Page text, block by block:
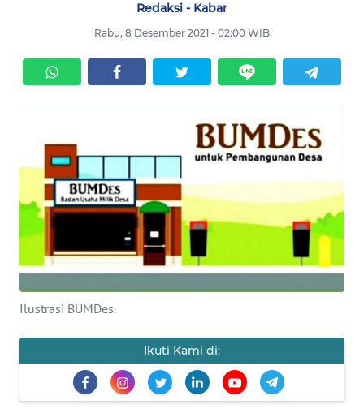
Redaksi - Kabar
Rabu, 8 Desember 2021 - 02:00 WIB
Ilustrasi BUMDes.
Ikuti Kami di:
WAHANA
ADVOKAT
OPINI
KONSUMEN
NET
PERAPKI